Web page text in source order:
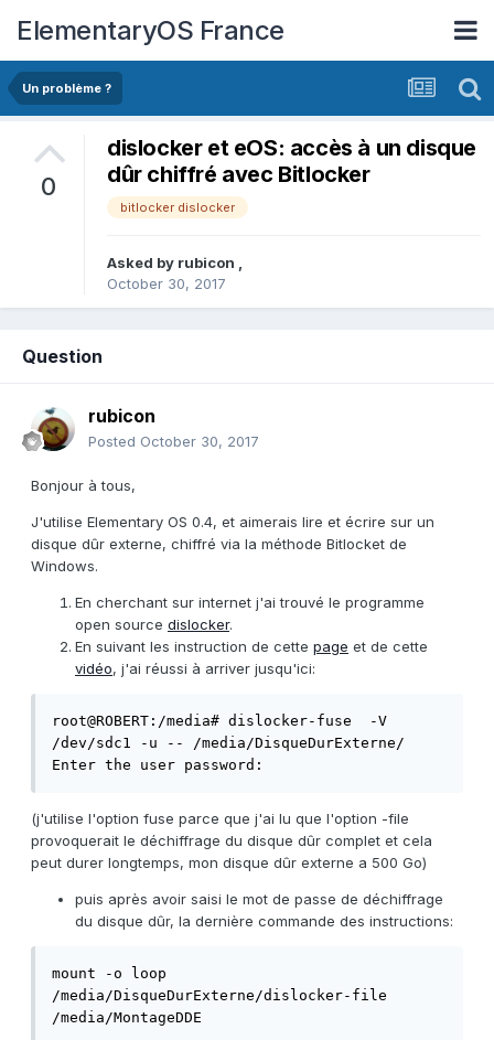
ElementaryOS France
Un problème ?
0
dislocker et eOS: accès à un disque
dûr chiffré avec Bitlocker
bitlocker dislocker
Asked by rubicon ,
October 30, 2017
Question
rubicon
Posted October 30, 2017
Bonjour à tous,
J'utilise Elementary OS 0.4, et aimerais lire et écrire sur un
disque dûr externe, chiffré via la méthode Bitlocket de
Windows.
En cherchant sur internet j'ai trouvé le programme
open source dislocker.
En suivant les instruction de cette page et de cette
vidéo, j'ai réussi à arriver jusqu'ici:
root@ROBERT:/media# dislocker-fuse  -V
/dev/sdc1 -u -- /media/DisqueDurExterne/
Enter the user password:
(j'utilise l'option fuse parce que j'ai lu que l'option -file
provoquerait le déchiffrage du disque dûr complet et cela
peut durer longtemps, mon disque dûr externe a 500 Go)
puis après avoir saisi le mot de passe de déchiffrage
du disque dûr, la dernière commande des instructions:
mount -o loop
/media/DisqueDurExterne/dislocker-file
/media/MontageDDE